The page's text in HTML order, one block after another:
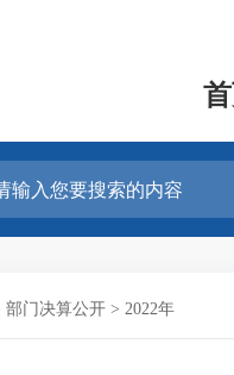
部门决算公开 > 2022年